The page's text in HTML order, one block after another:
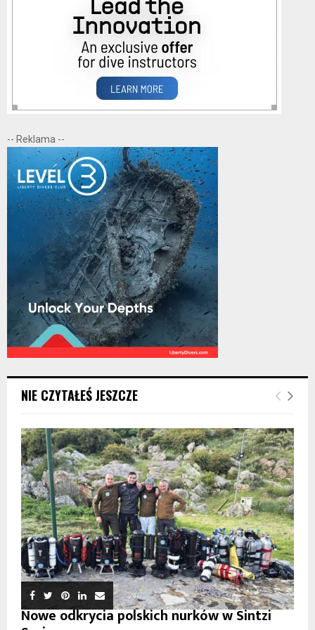
-- Reklama --
NIE CZYTAŁEŚ JESZCZE
Nowe odkrycia polskich nurków w Sintzi